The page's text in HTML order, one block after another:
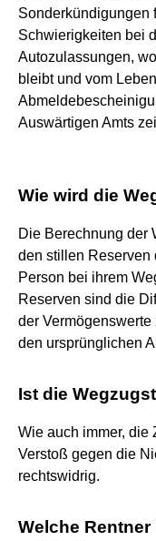
Sonderkündigungen
Schwierigkeiten bei
Autozulassungen,
bleibt und vom
Auswärtigen Amts
Wie wird die
Die Berechnung der
den stillen Reserven
Person bei ihrem
Reserven sind die
der
den ursprünglichen
Ist die
Wie auch immer, die
Verstoß gegen die
rechtswidrig.
Welche